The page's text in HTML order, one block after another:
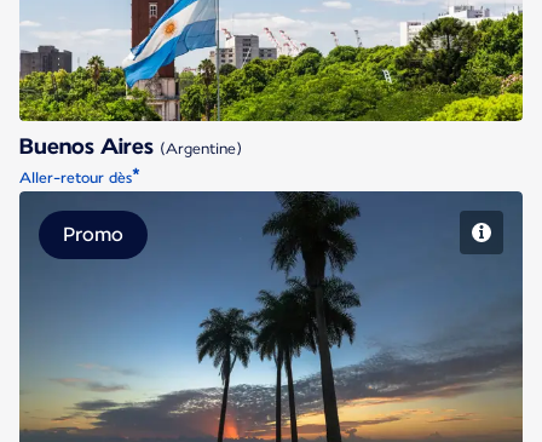
Buenos Aires (Argentine)
Aller-retour dès*
Cayenne
Promo